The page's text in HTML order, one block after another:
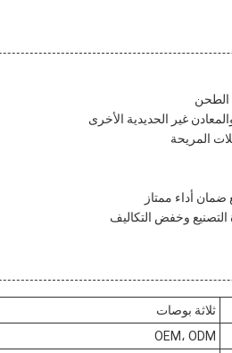
الطحن
غير الحديدية الأخرى
ثلاثة بوصات
OEM، ODM